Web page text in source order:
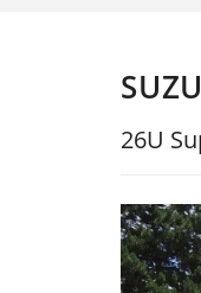
26U